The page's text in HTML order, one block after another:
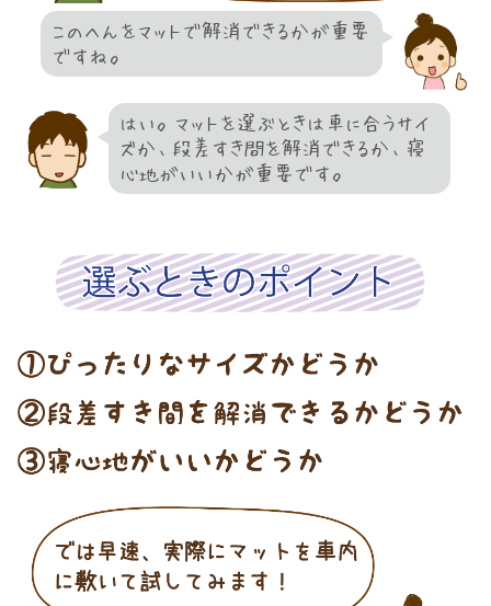
このへんをマットで解消できるかが重要
ですね。
はい。マットを選ぶときは車に合うサイ
ズか、段差すき間を解消できるか、寝
心地がいいかが重要です。